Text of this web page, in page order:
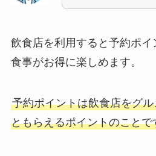
飲食店を利用すると予約ポ
食事がお得に楽しめます。
予約ポイントは飲食店をグ
ともらえるポイントのことで